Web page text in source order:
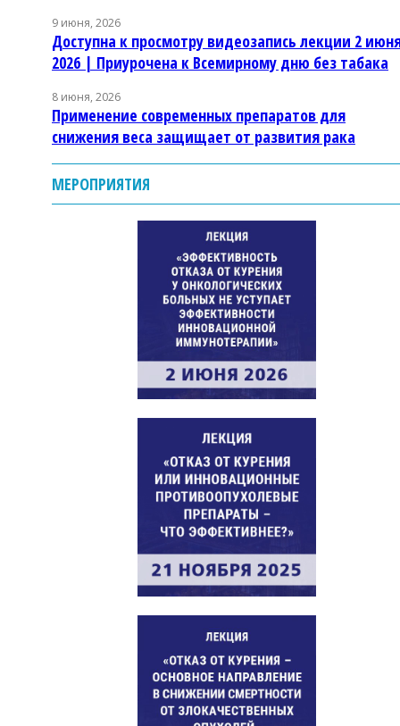
9 июня, 2026
Доступна к просмотру видеозапись лекции 2
2026 | Приурочена к Всемирному дню без табака
8 июня, 2026
Применение современных препаратов для
снижения веса защищает от развития рака
МЕРОПРИЯТИЯ